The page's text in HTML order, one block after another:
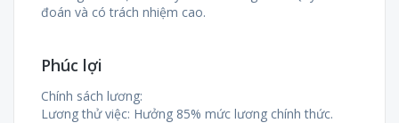
đoán và có trách nhiệm cao.
Phúc lợi
Chính sách lương:
Lương thử việc: Hưởng 85% mức lương chính thức.